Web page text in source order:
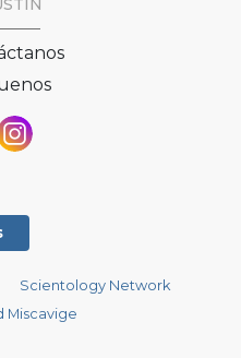
Scientology Network
Miscavige